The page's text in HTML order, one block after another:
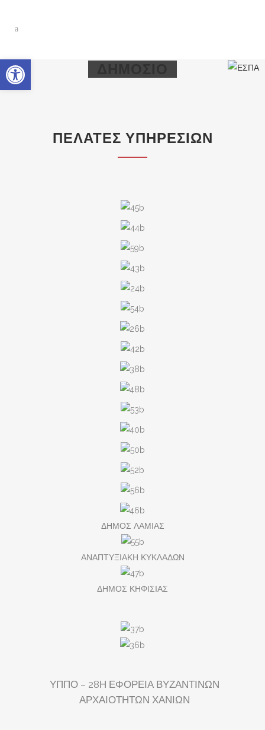
ΠΕΛΆΤΕΣ ΥΠΗΡΕΣΙΏΝ
ΔΗΜΟΣ ΛΑΜΙΑΣ
ΑΝΑΠΤΥΞΙΑΚΗ ΚΥΚΛΑΔΩΝ
ΔΗΜΟΣ ΚΗΦΙΣΙΑΣ
ΥΠΠΟ – 28Η ΕΦΟΡΕΙΑ ΒΥΖΑΝΤΙΝΩΝ
ΑΡΧΑΙΟΤΗΤΩΝ ΧΑΝΙΩΝ
Ανοίξτε τη γραμμή εργαλείων